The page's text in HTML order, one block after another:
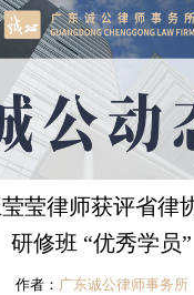
莹律师获评省律
研修班 “优秀学员”
作者： 广东诚公律师事务所